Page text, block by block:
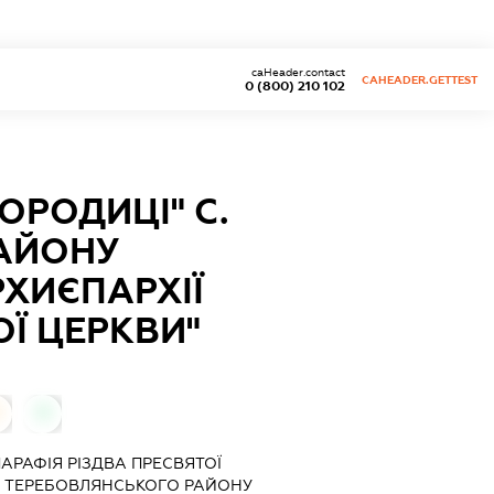
0 (800) 210 102
caHeader.contact
CAHEADER.GETTEST
С.
ЦЕРКВИ"
РІЗДВА ПРЕСВЯТОЇ
РАЙОНУ